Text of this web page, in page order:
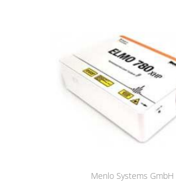
Menlo Systems GmbH